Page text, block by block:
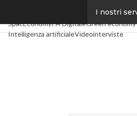
I nostri
Digital Economy Telco
SpacEconomyPA DigitaleGreen economy
Intelligenza artificialeVideointerviste